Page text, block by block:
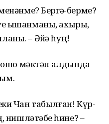
Бергә-берме?
ышанманы, ахыры,
– Әйҙә һуң!
ошо мәктәп алдында
Чан табылған! Күр­
нишләтәбеҙ һине? –